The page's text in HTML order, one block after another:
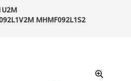
MHMF092L1S2